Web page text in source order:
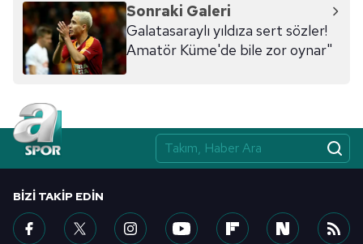
Sonraki Galeri
Galatasaraylı yıldıza sert sözler!
Amatör Küme'de bile zor oynar"
BIZI TAKIP EDIN